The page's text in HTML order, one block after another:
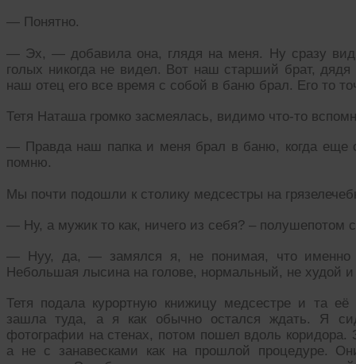
— Понятно.
— Эх, — добавила она, глядя на меня. Ну сразу
голых никогда не видел. Вот наш старший брат,
наш отец его все время с собой в баню брал. Его то
Тетя Наташа громко засмеялась, видимо что-то
— Правда наш папка и меня брал в баню, когда еще
помню.
Мы почти подошли к столику медсестры на
— Ну, а мужик то как, ничего из себя? – полушепотом
— Нуу, да, — замялся я, не понимая, что именно
Небольшая лысина на голове, нормальный, не худой
Тетя подала курортную книжицу медсестре и та
зашла туда, а я как обычно остался ждать. Я
фотографии на стенах, потом пошел вдоль
а не с занавесками как на прошлой процедуре.